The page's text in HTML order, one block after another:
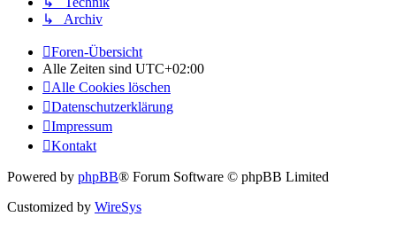
↳ Archiv
Foren-Übersicht
Alle Zeiten sind UTC+02:00
Alle Cookies löschen
Datenschutzerklärung
Impressum
Kontakt
Powered by phpBB® Forum Software © phpBB Limited
Customized by WireSys